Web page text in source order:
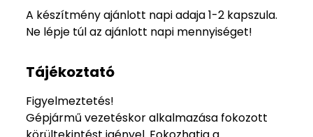
A készítmény ajánlott napi adaja 1-2 kapszula.
Ne lépje túl az ajánlott napi mennyiséget!
Tájékoztató
Figyelmeztetés!
Gépjármű vezetéskor alkalmazása fokozott